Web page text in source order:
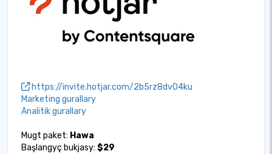
https://invite.hotjar.com/2b5rz8dv04ku
Marketing gurallary
Analitik gurallary
Mugt paket: Hawa
Başlangyç bukjasy: $29